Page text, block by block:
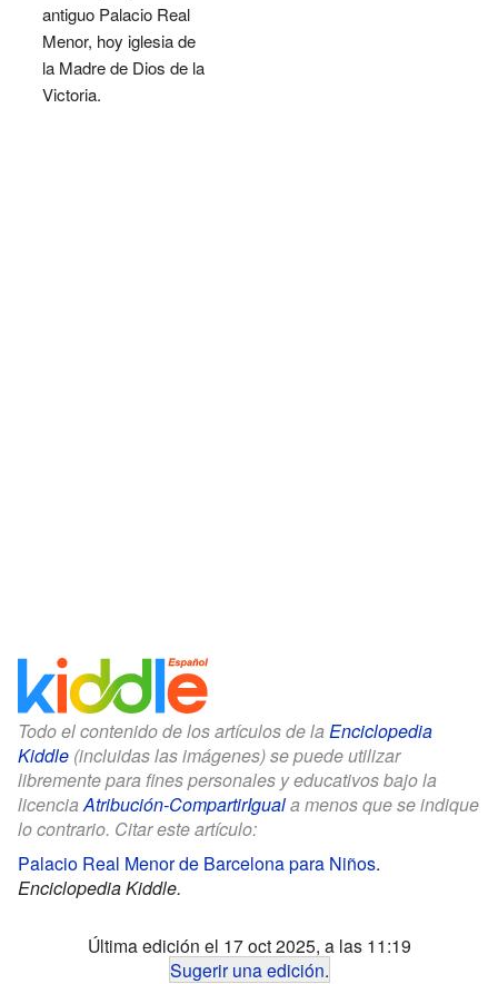
antiguo Palacio Real
Menor, hoy iglesia de
la Madre de Dios de la
Victoria.
Todo el contenido de los artículos de la Enciclopedia
Kiddle (incluidas las imágenes) se puede utilizar
libremente para fines personales y educativos bajo la
licencia Atribución-CompartirIguala menos que se indique
lo contrario. Citar este artículo:
Palacio Real Menor de Barcelona para Niños.
Enciclopedia Kiddle.
Última edición el 17 oct 2025, a las 11:19
Sugerir una edición.